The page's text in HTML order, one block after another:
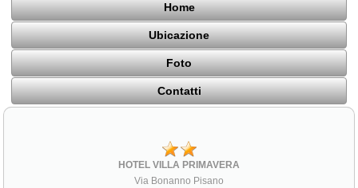
Home
Ubicazione
Foto
Contatti
HOTEL VILLA PRIMAVERA
Via Bonanno Pisano